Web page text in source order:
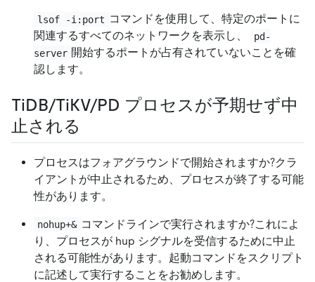
lsof -i:port コマンドを使用して、特定のポートに
関連するすべてのネットワークを表示し、
pd-
server 開始するポートが占有されていないことを確
認します。
TiDB/TiKV/PD プロセスが予期せず中
止される
プロセスはフォアグラウンドで開始されますか?クラ
イアントが中止されるため、プロセスが終了する可能
性があります。
nohup+& コマンドラインで実行されますか?これによ
り、プロセスが hup シグナルを受信するために中止
される可能性があります。起動コマンドをスクリプト
に記述して実行することをお勧めします。